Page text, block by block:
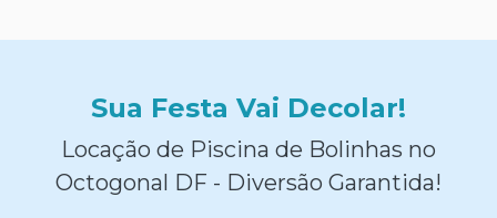
Sua Festa Vai Decolar!
Locação de Piscina de Bolinhas no
Octogonal DF - Diversão Garantida!